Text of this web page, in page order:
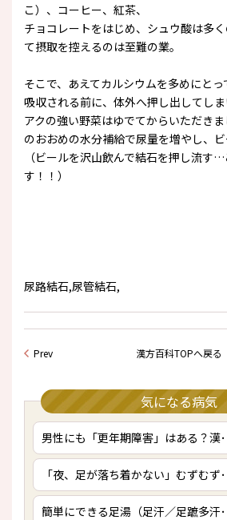
こ）、コーヒー、紅茶、
チョコレートをはじめ、シュウ酸は多
て摂取を控えるのは至難の業。
そこで、あえてカルシウムを多めにと
吸収される前に、体外へ押し出してしま
アクの強い野菜はゆでてからいただき
のおおめの水分補給で尿量を増やし、ビ
（ビールを沢山飲んで結石を押し流す
す！！）
尿路結石,尿管結石,
Prev 漢方百科TOPへ戻る
気になる病気
男性にも「更年期障害」はある？漢･
「夜、足が落ち着かない」むずむず･
簡単にできる足湯（足汗／足蹠多汗･